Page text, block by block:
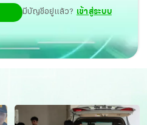
มีบัญชีอยู่แล้ว? เข้าสู่ระบบ